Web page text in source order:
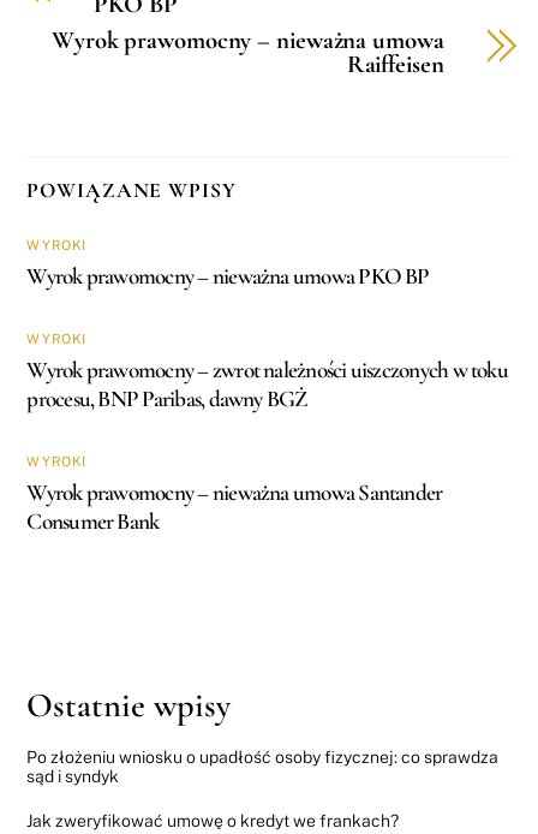
Wyrok prawomocny – nieważna umowa
Raiffeisen
POWIĄZANE WPISY
WYROKI
Wyrok prawomocny – nieważna umowa PKO BP
WYROKI
Wyrok prawomocny – zwrot należności uiszczonych w toku
procesu, BNP Paribas, dawny BGŻ
WYROKI
Wyrok prawomocny – nieważna umowa Santander
Consumer Bank
Ostatnie wpisy
Po złożeniu wniosku o upadłość osoby fizycznej: co sprawdza
sąd i syndyk
Jak zweryfikować umowę o kredyt we frankach?